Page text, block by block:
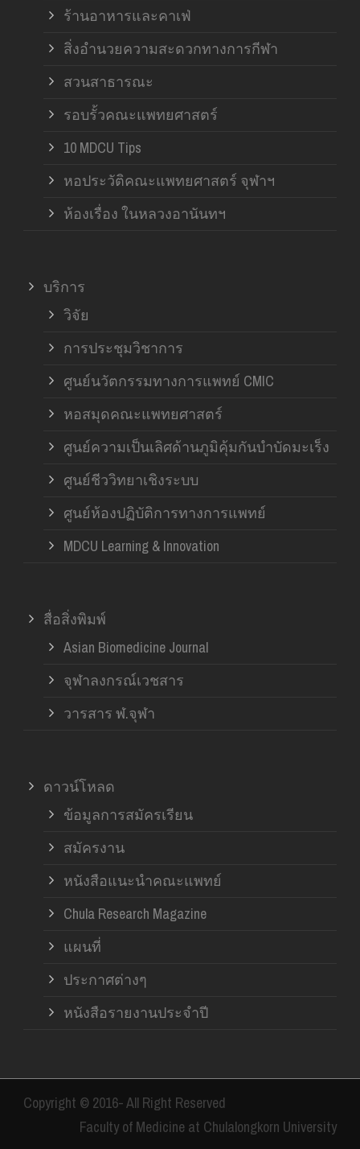
ร้านอาหารและคาเฟ่
สิ่งอำนวยความสะดวกทางการกีฬา
สวนสาธารณะ
รอบรั้วคณะแพทยศาสตร์
10 MDCU Tips
หอประวัติคณะแพทยศาสตร์ จุฬาฯ
ห้องเรื่อง ในหลวงอานันทฯ
บริการ
วิจัย
การประชุมวิชาการ
ศูนย์นวัตกรรมทางการแพทย์ CMIC
หอสมุดคณะแพทยศาสตร์
ศูนย์ความเป็นเลิศด้านภูมิคุ้มกันบำบัดมะเร็ง
ศูนย์ชีววิทยาเชิงระบบ
ศูนย์ห้องปฏิบัติการทางการแพทย์
MDCU Learning & Innovation
สื่อสิ่งพิมพ์
Asian Biomedicine Journal
จุฬาลงกรณ์เวชสาร
วารสาร ฬ.จุฬา
ดาวน์โหลด
ข้อมูลการสมัครเรียน
สมัครงาน
หนังสือแนะนำคณะแพทย์
Chula Research Magazine
แผนที่
ประกาศต่างๆ
หนังสือรายงานประจำปี
Copyright © 2016- All Right Reserved
Faculty of Medicine at Chulalongkorn University